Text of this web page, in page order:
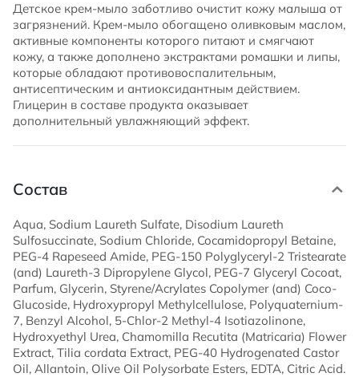
Детское крем-мыло заботливо очистит кожу малыша от
загрязнений. Крем-мыло обогащено оливковым маслом,
активные компоненты которого питают и смягчают
кожу, а также дополнено экстрактами ромашки и липы,
которые обладают противовоспалительным,
антисептическим и антиоксидантным действием.
Глицерин в составе продукта оказывает
дополнительный увлажняющий эффект.
Состав
Aqua, Sodium Laureth Sulfate, Disodium Laureth
Sulfosuccinate, Sodium Chloride, Cocamidopropyl Betaine,
PEG-4 Rapeseed Amide, PEG-150 Polyglyceryl-2 Tristearate
(and) Laureth-3 Dipropylene Glycol, PEG-7 Glyceryl Cocoat,
Parfum, Glycerin, Styrene/Acrylates Copolymer (and) Coco-
Glucoside, Hydroxypropyl Methylcellulose, Polyquaternium-
7, Benzyl Alcohol, 5-Chlor-2 Methyl-4 Isotiazolinone,
Hydroxyethyl Urea, Chamomilla Recutita (Matricaria) Flower
Extract, Tilia cordata Extract, PEG-40 Hydrogenated Castor
Oil, Allantoin, Olive Oil Polysorbate Esters, EDTA, Citric Acid.